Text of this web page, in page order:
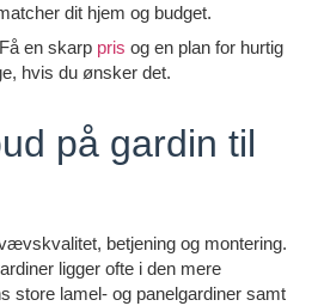
dit hjem og budget.
Få en skarp pris og en plan for hurtig
hvis du ønsker det.
på gardin til
betjening og montering.
ligger ofte i den mere
store lamel- og panelgardiner samt